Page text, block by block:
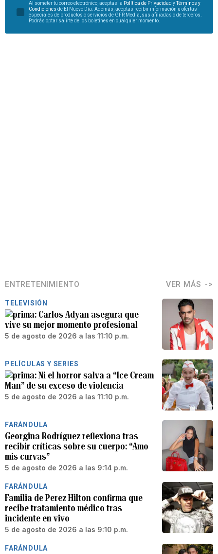
Al someter tu correo electrónico, aceptas la Política de Privacidad yTérminos y
Condiciones de El Nuevo Día. Además, aceptas recibir información u ofertas
especiales de productos o servicios de GFR Media, sus afiliadas o de terceros.
Podrás optar salirte de los boletines en cualquier momento.
ENTRETENIMIENTO VER MÁS
TELEVISIÓN
Carlos Adyan asegura que
vive su mejor momento profesional
5 de agosto de 2026 a las 11:10 p.m.
PELÍCULAS Y SERIES
Ni el horror salva a “Ice Cream
Man” de su exceso de violencia
5 de agosto de 2026 a las 11:10 p.m.
FARÁNDULA
Georgina Rodríguez reflexiona tras
recibir críticas sobre su cuerpo: “Amo
mis curvas”
5 de agosto de 2026 a las 9:14 p.m.
FARÁNDULA
Familia de Perez Hilton confirma que
recibe tratamiento médico tras
incidente en vivo
5 de agosto de 2026 a las 9:10 p.m.
FARÁNDULA